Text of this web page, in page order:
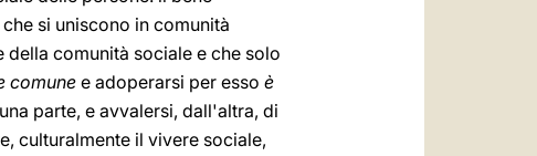
si uniscono in comunità
della comunità sociale e che solo
comune e adoperarsi per esso è
parte, e avvalersi, dall'altra, di
culturalmente il vivere sociale,